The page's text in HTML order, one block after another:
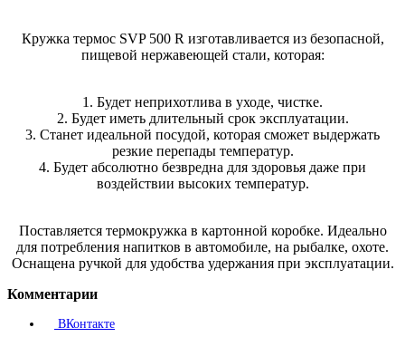
Кружка термос SVP 500 R изготавливается из безопасной,
пищевой нержавеющей стали, которая:
1. Будет неприхотлива в уходе, чистке.
2. Будет иметь длительный срок эксплуатации.
3. Станет идеальной посудой, которая сможет выдержать
резкие перепады температур.
4. Будет абсолютно безвредна для здоровья даже при
воздействии высоких температур.
Поставляется термокружка в картонной коробке. Идеально
для потребления напитков в автомобиле, на рыбалке, охоте.
Оснащена ручкой для удобства удержания при эксплуатации.
Комментарии
ВКонтакте